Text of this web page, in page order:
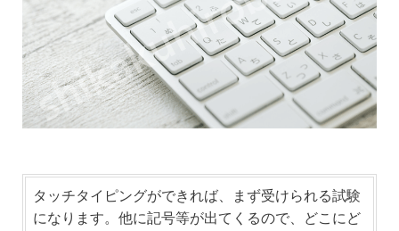
タッチタイピングができれば、まず受けられる試験
になります。他に記号等が出てくるので、どこにど